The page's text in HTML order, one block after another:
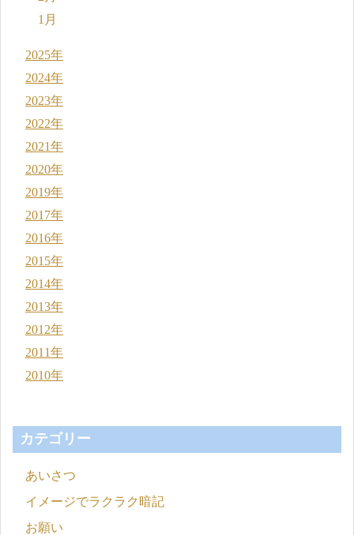
1月
2025年
2024年
2023年
2022年
2021年
2020年
2019年
2017年
2016年
2015年
2014年
2013年
2012年
2011年
2010年
カテゴリー
あいさつ
イメージでラクラク暗記
お願い